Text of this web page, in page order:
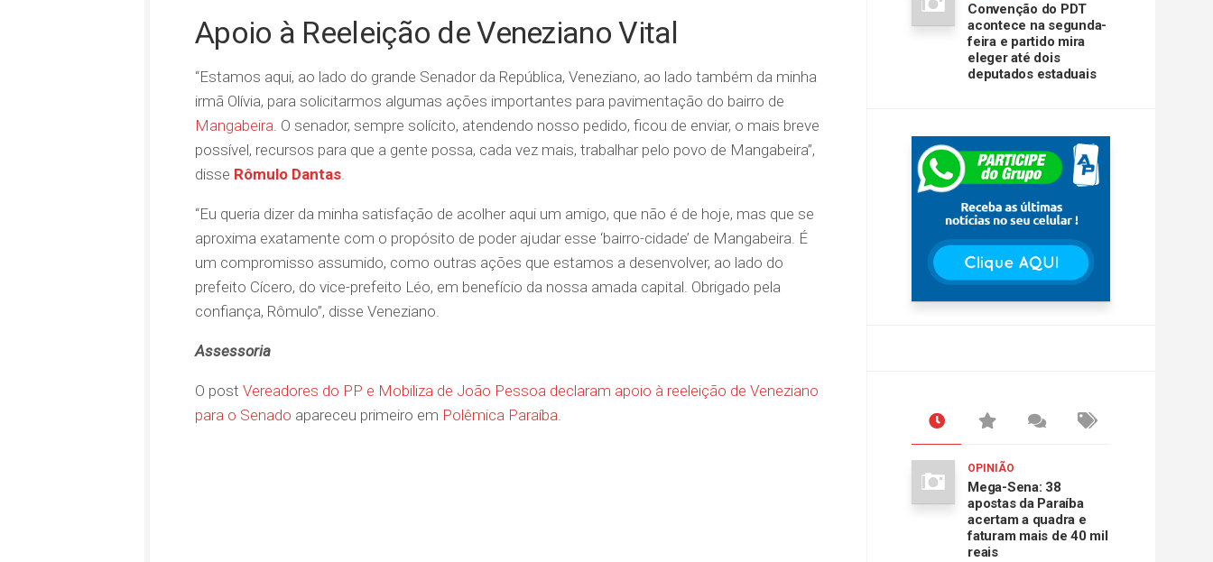
Apoio à Reeleição de Veneziano Vital
“Estamos aqui, ao lado do grande Senador da República, Veneziano, ao lado também da minha
irmã Olívia, para solicitarmos algumas ações importantes para pavimentação do bairro de
Mangabeira . O senador, sempre solícito, atendendo nosso pedido, ficou de enviar, o mais breve
possível, recursos para que a gente possa, cada vez mais, trabalhar pelo povo de Mangabeira”,
disse Rômulo Dantas
“Eu queria dizer da minha satisfação de acolher aqui um amigo, que não é de hoje, mas que se
aproxima exatamente com o propósito de poder ajudar esse ‘bairro-cidade’ de Mangabeira. É
um compromisso assumido, como outras ações que estamos a desenvolver, ao lado do
prefeito Cícero, do vice-prefeito Léo, em benefício da nossa amada capital. Obrigado pela
confiança, Rômulo”, disse Veneziano.
Assessoria
O post Vereadores do PP e Mobiliza de João Pessoa declaram apoio à reeleição de Veneziano
para o Senado apareceu primeiro em Polêmica Paraíba
Convenção do PDT
acontece na segunda-
feira e partido mira
eleger até dois
deputados estaduais
OPINIÃO
Mega-Sena: 38
apostas da Paraíba
acertam a quadra e
faturam mais de 40 mil
reais